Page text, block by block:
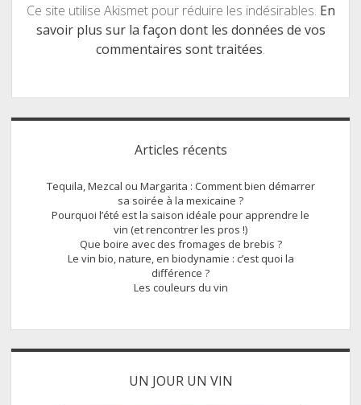
Ce site utilise Akismet pour réduire les indésirables. En
savoir plus sur la façon dont les données de vos
commentaires sont traitées.
Sidebar
Articles récents
Tequila, Mezcal ou Margarita : Comment bien démarrer
sa soirée à la mexicaine ?
Pourquoi l’été est la saison idéale pour apprendre le
vin (et rencontrer les pros !)
Que boire avec des fromages de brebis ?
Le vin bio, nature, en biodynamie : c’est quoi la
différence ?
Les couleurs du vin
UN JOUR UN VIN